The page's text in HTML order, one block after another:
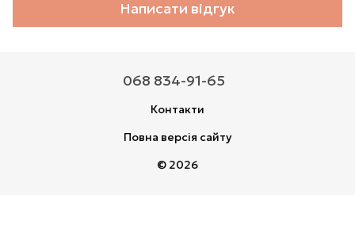
Написати відгук
068 834-91-65
Контакти
Повна версія сайту
© 2026